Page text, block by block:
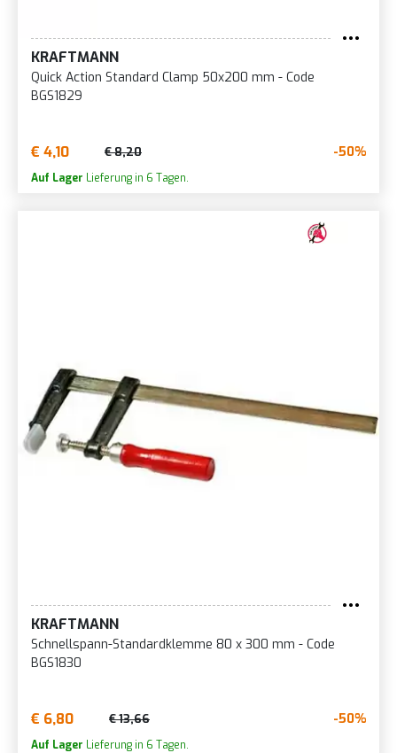
KRAFTMANN
Quick Action Standard Clamp 50x200 mm - Code
BGS1829
€ 4,10 € 8,20 -50%
Auf Lager Lieferung in 6 Tagen.
KRAFTMANN
Schnellspann-Standardklemme 80 x 300 mm - Code
BGS1830
€ 6,80 € 13,66 -50%
Auf Lager Lieferung in 6 Tagen.